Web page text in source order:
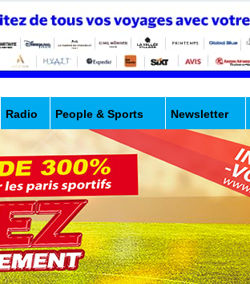
Radio People & Sports Newsletter